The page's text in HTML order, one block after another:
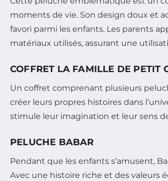
moments de vie. Son design doux et
favori parmi les enfants. Les parents
matériaux utilisés, assurant une
COFFRET LA FAMILLE DE PETIT
Un coffret comprenant plusieurs
créer leurs propres histoires dans
stimule leur imagination et leur sens
PELUCHE BABAR
Pendant que les enfants s’amusent,
Avec une histoire riche et des valeurs